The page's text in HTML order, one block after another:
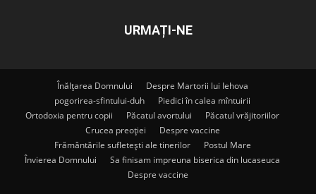
URMAȚI-NE
Înălțarea Domnului
Despre Martorii lui Iehova
pogorirea-sfintului-duh
Piedici în calea mîntuirii
Ortodoxia pentru copii
Păcatul avortului
Păcatul vrăjitoriilor
Crucea preoției
Despre vaccine
Frământările sufletești ale tinerilor
Postul Mare
Învierea Domnului
Sa finisam impreuna biserica din lucaseuca
Despre vaccine